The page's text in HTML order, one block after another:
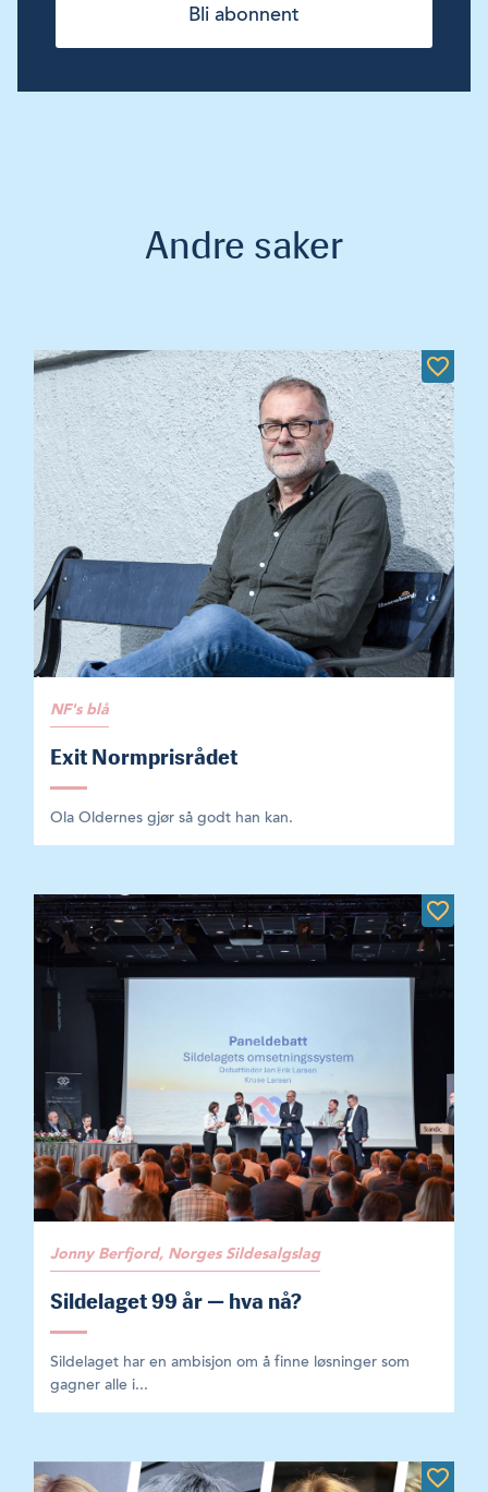
Bli abonnent
Andre saker
NF's blå
Exit Normprisrådet
Ola Oldernes gjør så godt han kan.
Jonny Berfjord, Norges Sildesalgslag
Sildelaget 99 år — hva nå?
Sildelaget har en ambisjon om å finne løsninger som
gagner alle i...